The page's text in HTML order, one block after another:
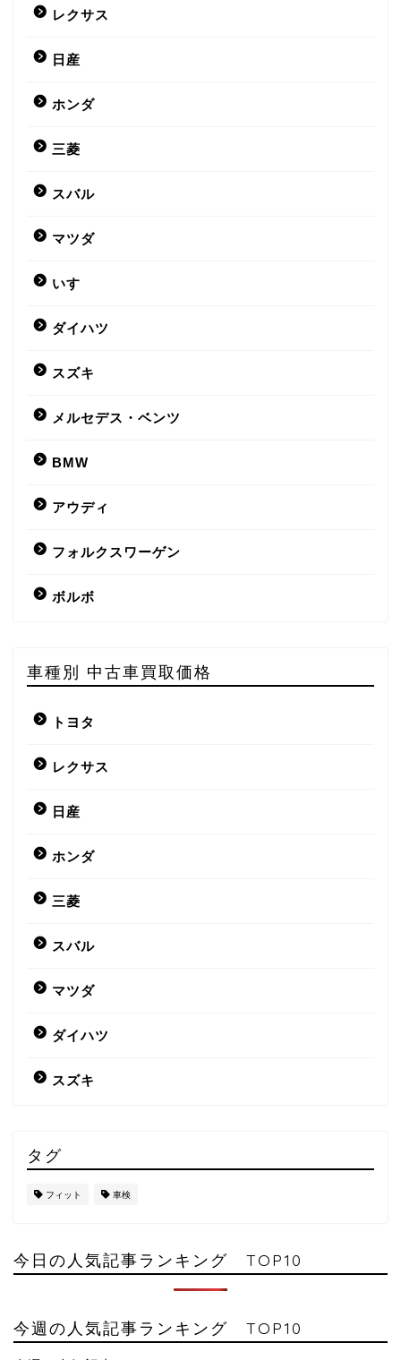
レクサス
日産
ホンダ
三菱
スバル
マツダ
いすゞ
ダイハツ
スズキ
メルセデス・ベンツ
BMW
アウディ
フォルクスワーゲン
ボルボ
車種別 中古車買取価格
トヨタ
レクサス
日産
ホンダ
三菱
スバル
マツダ
ダイハツ
スズキ
タグ
フィット 車検
今日の人気記事ランキング TOP10
今週の人気記事ランキング TOP10